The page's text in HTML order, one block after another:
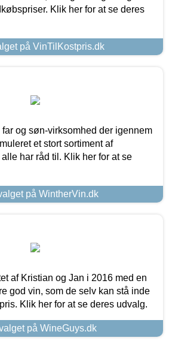
Klik her for at se deres
på VinTilKostpris.dk
og søn-virksomhed der igennem
et stort sortiment af
har råd til. Klik her for at se
på WintherVin.dk
af Kristian og Jan i 2016 med en
god vin, som de selv kan stå inde
Klik her for at se deres udvalg.
på WineGuys.dk